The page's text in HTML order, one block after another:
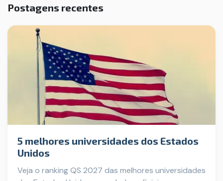
Postagens recentes
5 melhores universidades dos Estados
Unidos
Veja o ranking QS 2027 das melhores universidades